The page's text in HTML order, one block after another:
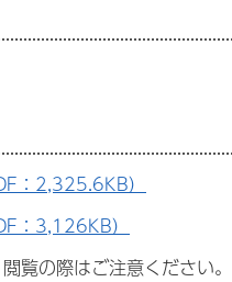
：2,325.6KB）
：3,126KB）
の際はご注意ください。